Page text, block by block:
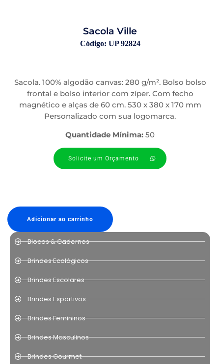
Sacola Ville
Código: UP 92824
Sacola. 100% algodão canvas: 280 g/m². Bolso bolso
frontal e bolso interior com zíper. Com fecho
magnético e alças de 60 cm. 530 x 380 x 170 mm
Personalizado com sua logomarca.
Quantidade Mínima: 50
Solicite um Orçamento
Adicionar ao carrinho
Blocos & Cadernos
Brindes Ecológicos
Brindes Escolares
Brindes Esportivos
Brindes Femininos
Brindes Masculinos
Brindes Gourmet